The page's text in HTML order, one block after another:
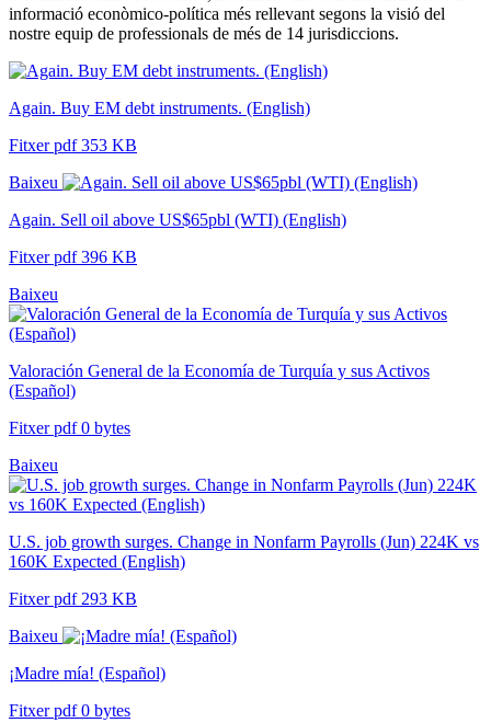
informació econòmico-política més rellevant segons la visió del
nostre equip de professionals de més de 14 jurisdiccions.
Again. Buy EM debt instruments. (English)
Fitxer pdf 353 KB
Baixeu
Again. Sell oil above US$65pbl (WTI) (English)
Fitxer pdf 396 KB
Baixeu
Valoración General de la Economía de Turquía y sus Activos
(Español)
Fitxer pdf 0 bytes
Baixeu
U.S. job growth surges. Change in Nonfarm Payrolls (Jun) 224K vs
160K Expected (English)
Fitxer pdf 293 KB
Baixeu
¡Madre mía! (Español)
Fitxer pdf 0 bytes